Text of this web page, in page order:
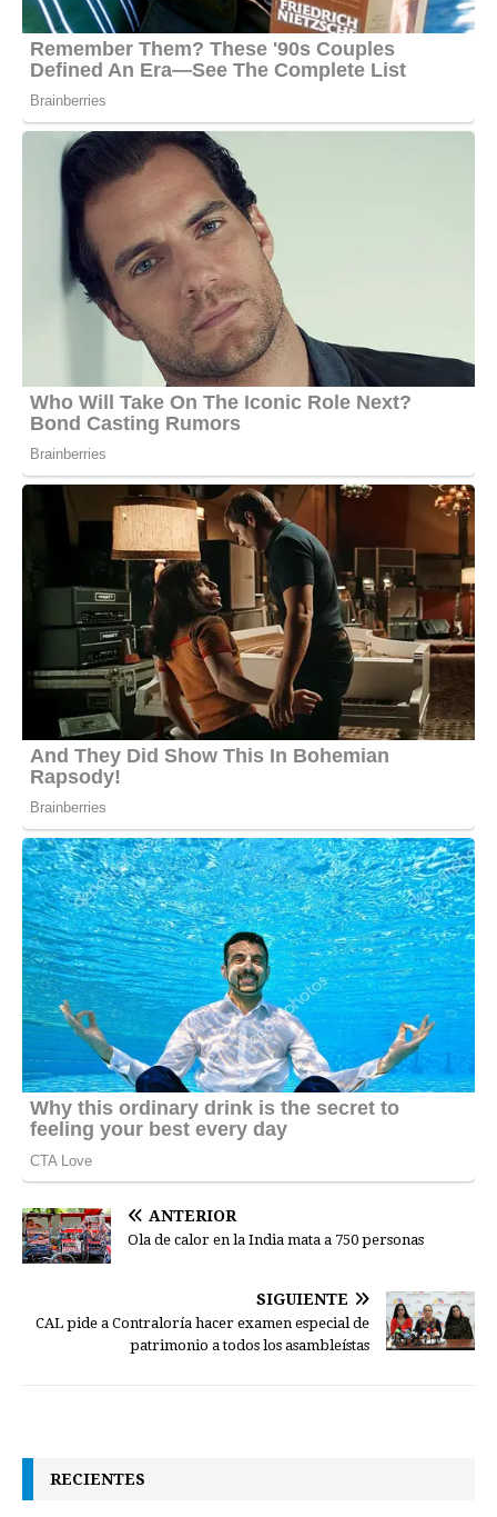
ANTERIOR
Ola de calor en la India mata a 750 personas
SIGUIENTE
CAL pide a Contraloría hacer examen especial de
patrimonio a todos los asambleístas
RECIENTES